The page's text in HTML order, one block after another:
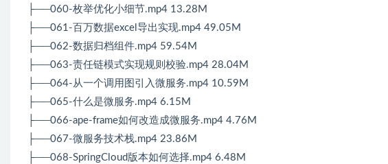
├──060-枚举优化小细节.mp4 13.28M
├──061-百万数据excel导出实现.mp4 49.05M
├──062-数据归档组件.mp4 59.54M
├──063-责任链模式实现规则校验.mp4 28.04M
├──064-从一个调用图引入微服务.mp4 10.59M
├──065-什么是微服务.mp4 6.15M
├──066-ape-frame如何改造成微服务.mp4 4.76M
├──067-微服务技术栈.mp4 23.86M
├──068-SpringCloud版本如何选择.mp4 6.48M